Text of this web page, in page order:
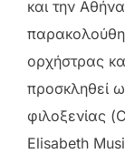
και την
ορχήστρας
προσκληθεί
φιλοξενίας
Elisabeth